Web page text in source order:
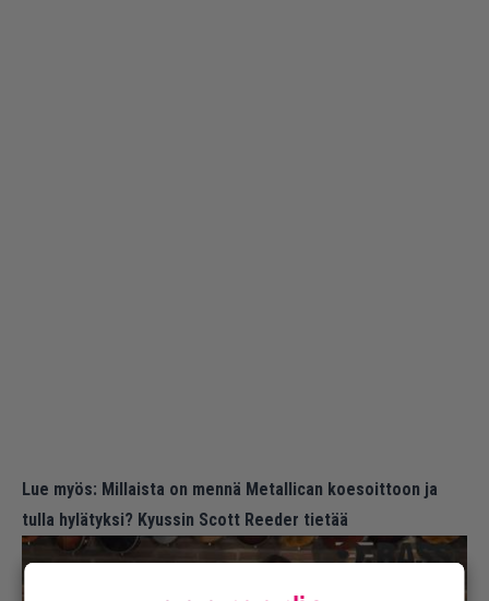
Lue myös: Millaista on mennä Metallican koesoittoon ja
tulla hylätyksi? Kyussin Scott Reeder tietää